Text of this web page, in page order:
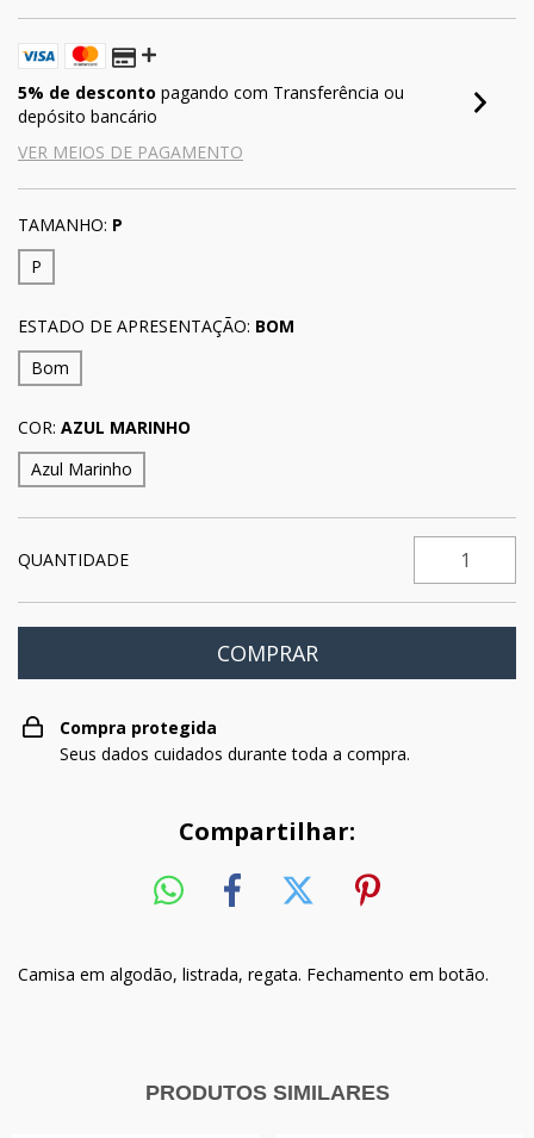
5% de desconto pagando com Transferência ou
depósito bancário
VER MEIOS DE PAGAMENTO
TAMANHO: P
P
ESTADO DE APRESENTAÇÃO: BOM
Bom
COR: AZUL MARINHO
Azul Marinho
QUANTIDADE
Compra protegida
Seus dados cuidados durante toda a compra.
Compartilhar:
Camisa em algodão, listrada, regata. Fechamento em botão.
PRODUTOS SIMILARES